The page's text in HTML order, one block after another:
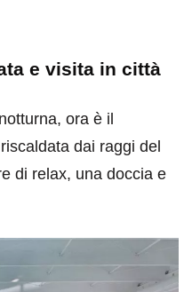
e visita in città
ora è il
dai raggi del
di relax, una doccia e